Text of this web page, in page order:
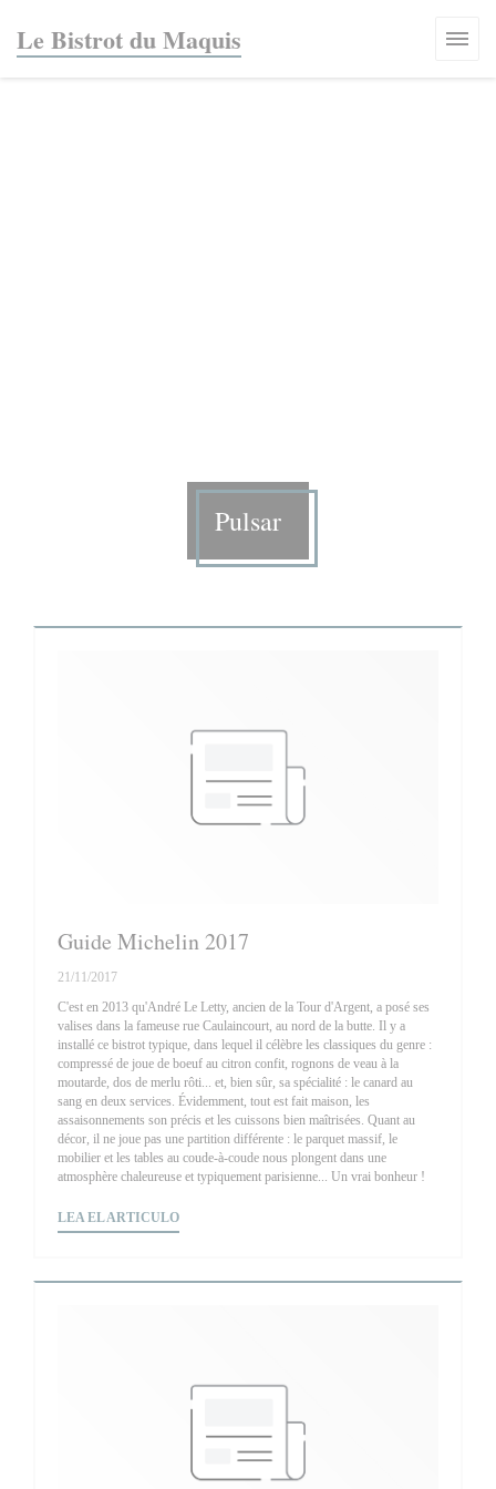
Le Bistrot du Maquis
Pulsar
Guide Michelin 2017
21/11/2017
C'est en 2013 qu'André Le Letty, ancien de la Tour d'Argent, a posé ses
valises dans la fameuse rue Caulaincourt, au nord de la butte. Il y a
installé ce bistrot typique, dans lequel il célèbre les classiques du genre :
compressé de joue de boeuf au citron confit, rognons de veau à la
moutarde, dos de merlu rôti... et, bien sûr, sa spécialité : le canard au
sang en deux services. Évidemment, tout est fait maison, les
assaisonnements son précis et les cuissons bien maîtrisées. Quant au
décor, il ne joue pas une partition différente : le parquet massif, le
mobilier et les tables au coude-à-coude nous plongent dans une
atmosphère chaleureuse et typiquement parisienne... Un vrai bonheur !
LEA EL ARTICULO((ABRE EN UNA NUEVA VENTANA))